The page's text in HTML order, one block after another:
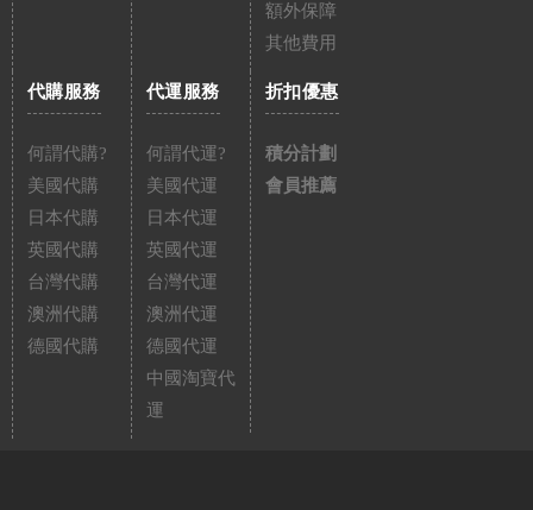
額外保障
其他費用
代購服務
何謂代購?
美國代購
日本代購
英國代購
台灣代購
澳洲代購
德國代購
代運服務
何謂代運?
美國代運
日本代運
英國代運
台灣代運
澳洲代運
德國代運
中國淘寶代
運
折扣優惠
積分計劃
會員推薦